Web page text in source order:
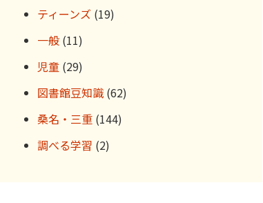
ティーンズ (19)
一般 (11)
児童 (29)
図書館豆知識 (62)
桑名・三重 (144)
調べる学習 (2)